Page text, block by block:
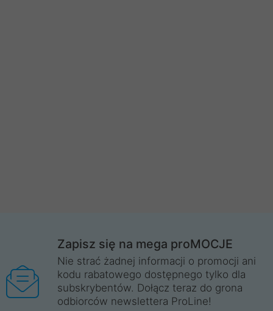
Zapisz się na mega proMOCJE
Nie strać żadnej informacji o promocji ani
kodu rabatowego dostępnego tylko dla
subskrybentów. Dołącz teraz do grona
odbiorców newslettera ProLine!